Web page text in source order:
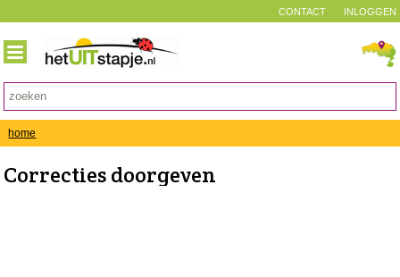
INLOGGEN
CONTACT
home
Correcties doorgeven